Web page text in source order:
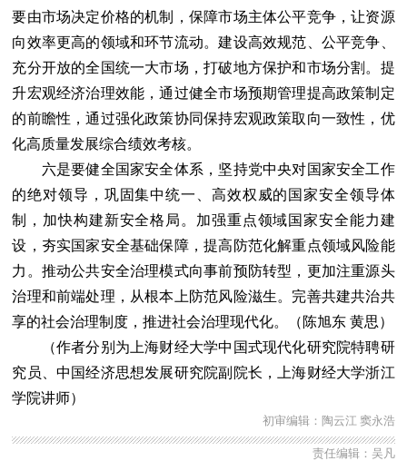
要由市场决定价格的机制，保障市场主体公平竞争，让资源
向效率更高的领域和环节流动。建设高效规范、公平竞争、
充分开放的全国统一大市场，打破地方保护和市场分割。提
升宏观经济治理效能，通过健全市场预期管理提高政策制定
的前瞻性，通过强化政策协同保持宏观政策取向一致性，优
化高质量发展综合绩效考核。
六是要健全国家安全体系，坚持党中央对国家安全工作
的绝对领导，巩固集中统一、高效权威的国家安全领导体
制，加快构建新安全格局。加强重点领域国家安全能力建
设，夯实国家安全基础保障，提高防范化解重点领域风险能
力。推动公共安全治理模式向事前预防转型，更加注重源头
治理和前端处理，从根本上防范风险滋生。完善共建共治共
享的社会治理制度，推进社会治理现代化。（陈旭东 黄思）
（作者分别为上海财经大学中国式现代化研究院特聘研
究员、中国经济思想发展研究院副院长，上海财经大学浙江
学院讲师）
初审编辑：陶云江 窦永浩
责任编辑：吴凡